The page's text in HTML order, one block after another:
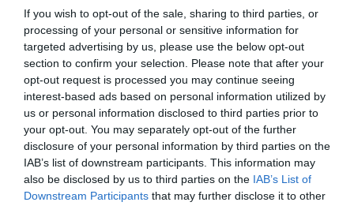
If you wish to opt-out of the sale, sharing to third parties, or
processing of your personal or sensitive information for
targeted advertising by us, please use the below opt-out
section to confirm your selection. Please note that after your
opt-out request is processed you may continue seeing
interest-based ads based on personal information utilized by
us or personal information disclosed to third parties prior to
your opt-out. You may separately opt-out of the further
disclosure of your personal information by third parties on the
IAB’s list of downstream participants. This information may
also be disclosed by us to third parties on the IAB’s List of
Downstream Participants that may further disclose it to other
χαρτιά του στις «Τυπολογίες»
σε ένα vidcast που μιλάει για
τις μεγάλες τομές στον χώρο
των Μέσων Μαζικής
Ενημέρωσης. Σε μια εφ’ όλης της ύλης
συνέντευξη στον Βασίλη Κουφόπουλο, αναλύει
το χρονοδιάγραμμα για τις περιφερειακές και
ραδιοφωνικές άδειες, το πακέτο στήριξης των 80
εκατομμυρίων ευρώ για τον Τύπο, αλλά και την
πρωτοβουλία για την άρση της ανωνυμίας στο
διαδίκτυο.